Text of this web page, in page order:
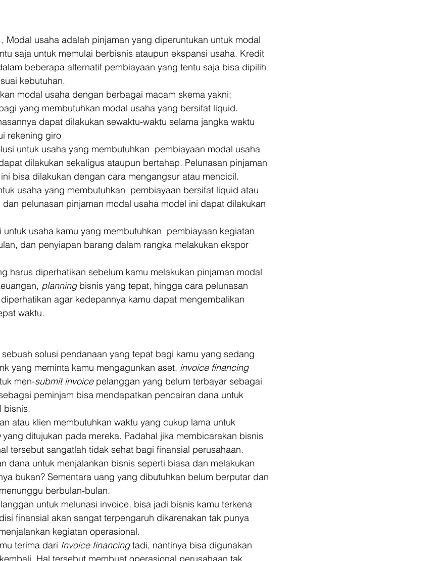
Modal usaha adalah pinjaman yang diperuntukan untuk modal
saja untuk memulai berbisnis ataupun ekspansi usaha. Kredit
beberapa alternatif pembiayaan yang tentu saja bisa dipilih
kebutuhan.
modal usaha dengan berbagai macam skema yakni;
yang membutuhkan modal usaha yang bersifat liquid.
dapat dilakukan sewaktu-waktu selama jangka waktu
rekening giro
untuk usaha yang membutuhkan  pembiayaan modal usaha
dilakukan sekaligus ataupun bertahap. Pelunasan pinjaman
bisa dilakukan dengan cara mengangsur atau mencicil.
usaha yang membutuhkan  pembiayaan bersifat liquid atau
dan pelunasan pinjaman modal usaha model ini dapat dilakukan
untuk usaha kamu yang membutuhkan  pembiayaan kegiatan
dan penyiapan barang dalam rangka melakukan ekspor
harus diperhatikan sebelum kamu melakukan pinjaman modal
planning bisnis yang tepat, hingga cara pelunasan
agar kedepannya kamu dapat mengembalikan
waktu.
solusi pendanaan yang tepat bagi kamu yang sedang
yang meminta kamu mengagunkan aset, invoice financing
men-submit invoice pelanggan yang belum terbayar sebagai
peminjam bisa mendapatkan pencairan dana untuk
bisnis.
atau klien membutuhkan waktu yang cukup lama untuk
yang ditujukan pada mereka. Padahal jika membicarakan bisnis
tersebut sangatlah tidak sehat bagi finansial perusahaan.
dana untuk menjalankan bisnis seperti biasa dan melakukan
bukan? Sementara uang yang dibutuhkan belum berputar dan
berbulan-bulan.
untuk melunasi invoice, bisa jadi bisnis kamu terkena
finansial akan sangat terpengaruh dikarenakan tak punya
kegiatan operasional.
terima dari Invoice financing tadi, nantinya bisa digunakan
Hal tersebut membuat operasional perusahaan tak